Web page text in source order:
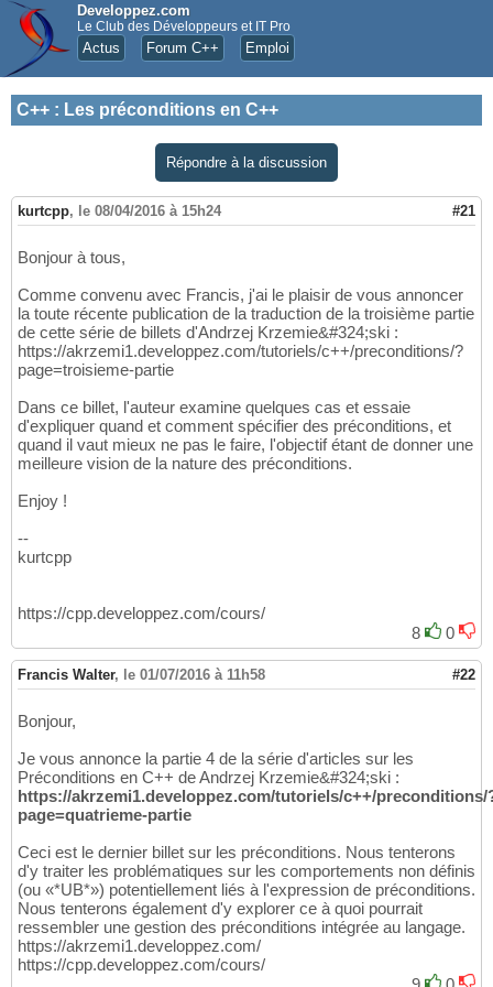
Developpez.com
Le Club des Développeurs et IT Pro
Actus Forum C++ Emploi
C++ : Les préconditions en C++
Répondre à la discussion
kurtcpp, le 08/04/2016 à 15h24 #21
Bonjour à tous,
Comme convenu avec Francis, j'ai le plaisir de vous annoncer
la toute récente publication de la traduction de la troisième partie
de cette série de billets d'Andrzej Krzemie&#324;ski :
https://akrzemi1.developpez.com/tutoriels/c++/preconditions/?
page=troisieme-partie
Dans ce billet, l'auteur examine quelques cas et essaie
d'expliquer quand et comment spécifier des préconditions, et
quand il vaut mieux ne pas le faire, l'objectif étant de donner une
meilleure vision de la nature des préconditions.
Enjoy !
--
kurtcpp
https://cpp.developpez.com/cours/
8
0
Francis Walter, le 01/07/2016 à 11h58 #22
Bonjour,
Je vous annonce la partie 4 de la série d'articles sur les
Préconditions en C++ de Andrzej Krzemie&#324;ski :
https://akrzemi1.developpez.com/tutoriels/c++/preconditions/
page=quatrieme-partie
Ceci est le dernier billet sur les préconditions. Nous tenterons
d'y traiter les problématiques sur les comportements non définis
(ou «*UB*») potentiellement liés à l'expression de préconditions.
Nous tenterons également d'y explorer ce à quoi pourrait
ressembler une gestion des préconditions intégrée au langage.
https://akrzemi1.developpez.com/
https://cpp.developpez.com/cours/